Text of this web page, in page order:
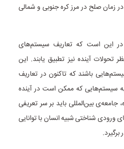
زمان صلح در مرز کره جنوبی و شمالی
این است که تعاریف سیستم‌های
تحولات آینده نیز تطبیق یابند. این
باشند که تاکنون در تعاریف
به سیستم‌هایی که ممکن است در آینده
جامعه‌ی بین‌المللی باید بر سر تعریفی
ورودی شناختی شبیه انسان با توانایی